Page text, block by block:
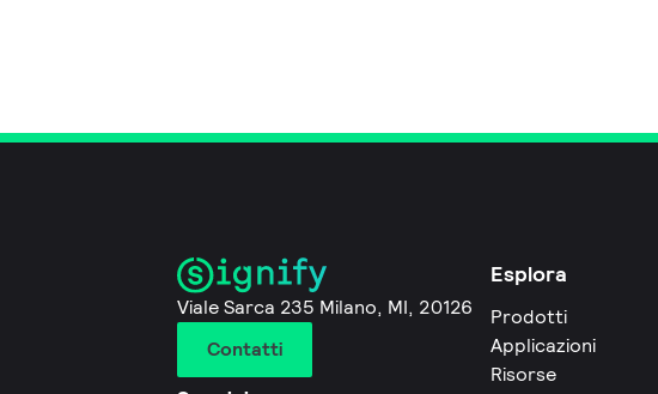
Viale Sarca 235 Milano, MI, 20126
Contatti
Esplora
Prodotti
Applicazioni
Risorse